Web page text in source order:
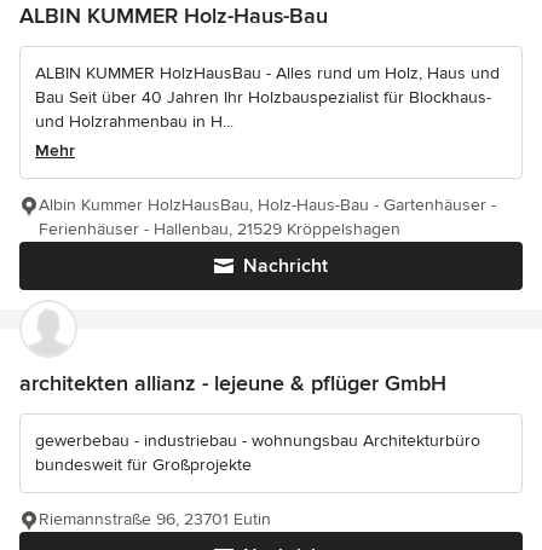
ALBIN KUMMER Holz-Haus-Bau
ALBIN KUMMER HolzHausBau - Alles rund um Holz, Haus und
Bau Seit über 40 Jahren Ihr Holzbauspezialist für Blockhaus-
und Holzrahmenbau in H...
Mehr
Nachricht
Albin Kummer HolzHausBau, Holz-Haus-Bau - Gartenhäuser -
Ferienhäuser - Hallenbau, 21529 Kröppelshagen
architekten allianz - lejeune & pflüger GmbH
gewerbebau - industriebau - wohnungsbau Architekturbüro
bundesweit für Großprojekte
Riemannstraße 96, 23701 Eutin